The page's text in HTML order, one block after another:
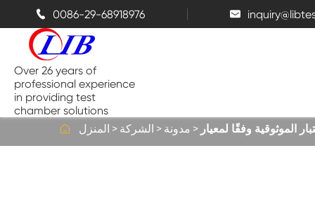
 0086-29-68918976 
Over 26 years of
professional experience
in providing test
chamber solutions
 المنزل الشركة مدونة